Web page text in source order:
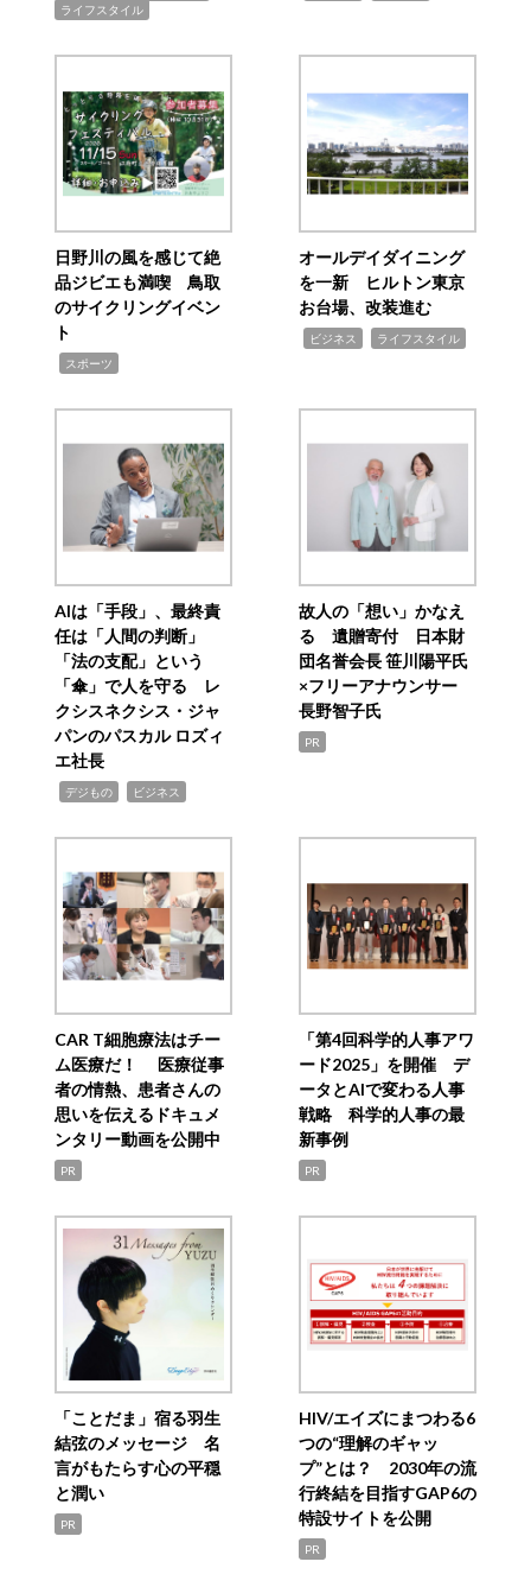
ライフスタイル
日野川の風を感じて絶
品ジビエも満喫 鳥取
のサイクリングイベン
ト
スポーツ
オールデイダイニング
を一新 ヒルトン東京
お台場、改装進む
ビジネス ライフスタイル
AIは「手段」、最終責
任は「人間の判断」
「法の支配」という
「傘」で人を守る レ
クシスネクシス・ジャ
パンのパスカル ロズィ
エ社長
デジもの ビジネス
故人の「想い」かなえ
る 遺贈寄付 日本財
団名誉会長 笹川陽平氏
×フリーアナウンサー
長野智子氏
PR
CAR T細胞療法はチー
ム医療だ！ 医療従事
者の情熱、患者さんの
思いを伝えるドキュメ
ンタリー動画を公開中
PR
「第4回科学的人事アワ
ード2025」を開催 デ
ータとAIで変わる人事
戦略 科学的人事の最
新事例
PR
「ことだま」宿る羽生
結弦のメッセージ 名
言がもたらす心の平穏
と潤い
PR
HIV/エイズにまつわる6
つの“理解のギャッ
プ”とは？ 2030年の流
行終結を目指すGAP6の
特設サイトを公開
PR